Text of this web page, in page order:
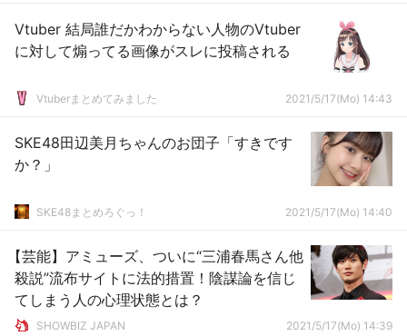
Vtuber 結局誰だかわからない人物のVtuber
に対して煽ってる画像がスレに投稿される
Vtuberまとめてみました 2021/5/17(Mo) 14:43
SKE48田辺美月ちゃんのお団子「すきです
か？」
SKE48まとめろぐっ！ 2021/5/17(Mo) 14:40
【芸能】アミューズ、ついに“三浦春馬さん他
殺説”流布サイトに法的措置！陰謀論を信じ
てしまう人の心理状態とは？
SHOWBIZ JAPAN 2021/5/17(Mo) 14:39